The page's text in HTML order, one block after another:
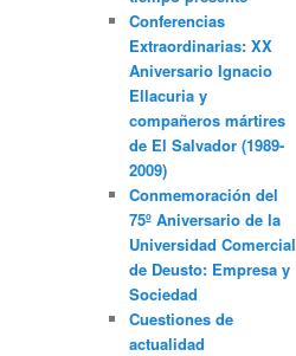
Conferencias
Extraordinarias: XX
Aniversario Ignacio
Ellacuria y
compañeros mártires
de El Salvador (1989-
2009)
Conmemoración del
75º Aniversario de la
Universidad Comercial
de Deusto: Empresa y
Sociedad
Cuestiones de
actualidad